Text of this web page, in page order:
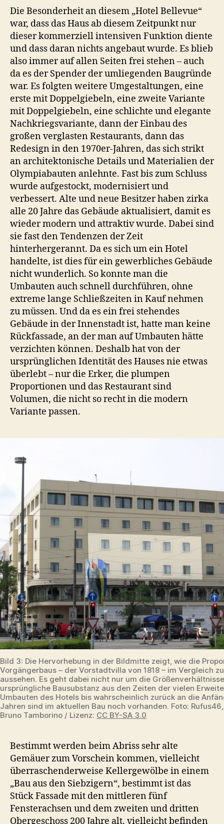
Die Besonderheit an diesem „Hotel Bellevue“
war, dass das Haus ab diesem Zeitpunkt nur
dieser kommerziell intensiven Funktion diente
und dass daran nichts angebaut wurde. Es blieb
also immer auf allen Seiten frei stehen – auch
da es der Spender der umliegenden Baugründe
war. Es folgten weitere Umgestaltungen, eine
erste mit Doppelgiebeln, eine zweite Variante
mit Doppelgiebeln, eine schlichte und elegante
Nachkriegsvariante, dann der Einbau des
großen verglasten Restaurants, dann das
Redesign in den 1970er-Jahren, das sich strikt
an architektonische Details und Materialien der
Olympiabauten anlehnte. Fast bis zum Schluss
wurde aufgestockt, modernisiert und
verbessert. Alte und neue Besitzer haben zirka
alle 20 Jahre das Gebäude aktualisiert, damit es
wieder modern und attraktiv wurde. Dabei sind
sie fast den Tendenzen der Zeit
hinterhergerannt. Da es sich um ein Hotel
handelte, ist dies für ein gewerbliches Gebäude
nicht wunderlich. So konnte man die
Umbauten auch schnell durchführen, ohne
extreme lange Schließzeiten in Kauf nehmen
zu müssen. Und da es ein frei stehendes
Gebäude in der Innenstadt ist, hatte man keine
Rückfassade, an der man auf Umbauten hätte
verzichten können. Deshalb hat von der
ursprünglichen Identität des Hauses nie etwas
überlebt – nur die Erker, die plumpen
Proportionen und das Restaurant sind
Volumen, die nicht so recht in die modern
Variante passen.
Bild 3: Die Hervorhebung in der Bildmitte zeigt, wie die
Vorgängerbaus – der Vorstadtvilla von 1818 – im Vergleich
aussehen. Es geht dabei nicht nur um die
ursprüngliche Bausubstanz aus den Zeiten der vielen
Umbauten des Hotels bis wahrscheinlich zurück an die
Jahren sind im aktuellen Bau noch vorhanden. Foto:
Bruno Tamborino / Lizenz: CC BY-SA 3.0
Bestimmt werden beim Abriss sehr alte
Gemäuer zum Vorschein kommen, vielleicht
überraschenderweise Kellergewölbe in einem
„Bau aus den Siebzigern“, bestimmt ist das
Stück Fassade mit den mittleren fünf
Fensterachsen und dem zweiten und dritten
Obergeschoss 200 Jahre alt, vielleicht befinden